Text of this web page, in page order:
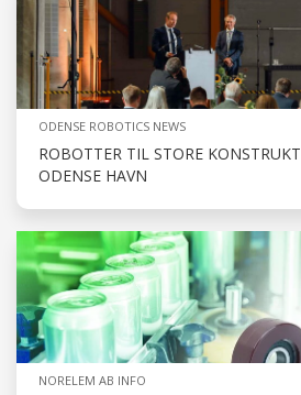
ODENSE ROBOTICS NEWS
ROBOTTER TIL STORE
ODENSE HAVN
NORELEM AB INFO